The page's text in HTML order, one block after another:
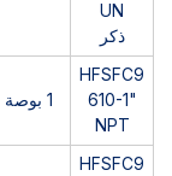
UN
ذكر
HFSFC9
610-1"
NPT
1 بوصة
HFSFC9